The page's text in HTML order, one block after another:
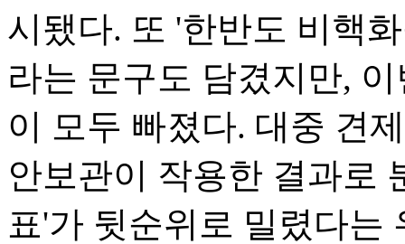
시됐다. 또 '한반도 비핵
라는 문구도 담겼지만,
이 모두 빠졌다. 대중 견
안보관이 작용한 결과로
표'가 뒷순위로 밀렸다는